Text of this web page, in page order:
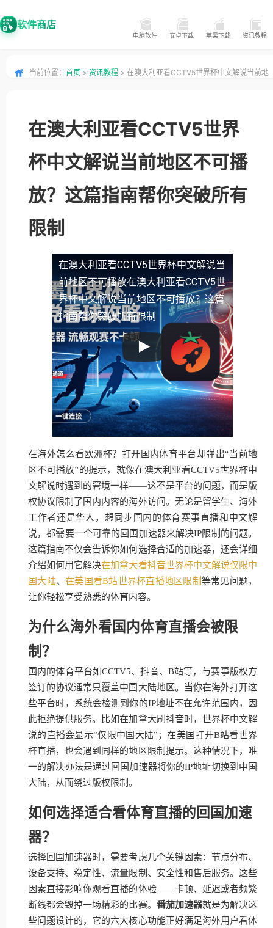
软件商店
电脑软件 安卓下载 苹果下载 资讯教程
当前位置： 首页 > 资讯教程 > 在澳大利亚看CCTV5世界杯中文解说当前地
在澳大利亚看CCTV5世界
杯中文解说当前地区不可播
放？这篇指南帮你突破所有
限制
在澳大利亚看CCTV5世界杯中文解说当
前地区不可播放在澳大利亚看CCTV5世
界杯中文解说当前地区不可播放？这篇
指南帮你突破所有限制
在海外怎么看欧洲杯？打开国内体育平台却弹出“当前地
区不可播放”的提示，就像在澳大利亚看CCTV5世界杯中
文解说时遇到的窘境一样——这不是平台的问题，而是版
权协议限制了国内内容的海外访问。无论是留学生、海外
工作者还是华人，想同步国内的体育赛事直播和中文解
说，都需要一个可靠的回国加速器来解决IP限制的问题。
这篇指南不仅会告诉你如何选择合适的加速器，还会详细
介绍如何用它解决在加拿大看抖音世界杯中文解说仅限中
国大陆、 在美国看B站世界杯直播地区限制等常见问题，
让你轻松享受熟悉的体育内容。
为什么海外看国内体育直播会被限
制？
国内的体育平台如CCTV5、抖音、B站等，与赛事版权方
签订的协议通常只覆盖中国大陆地区。当你在海外打开这
些平台时，系统会检测到你的IP地址不在允许范围内，因
此拒绝提供服务。比如在加拿大刷抖音时，世界杯中文解
说的直播会显示“仅限中国大陆”；在美国打开B站看世界
杯直播，也会遇到同样的地区限制提示。这种情况下，唯
一的解决办法是通过回国加速器将你的IP地址切换到中国
大陆，从而绕过版权限制。
如何选择适合看体育直播的回国加速
器？
选择回国加速器时，需要考虑几个关键因素：节点分布、
设备支持、稳定性、流量限制、安全性和售后服务。这些
因素直接影响你观看直播的体验——卡顿、延迟或者频繁
断线都会毁掉一场精彩的比赛。 番茄加速器就是为解决这
些问题设计的，它的六大核心功能正好满足海外用户看体